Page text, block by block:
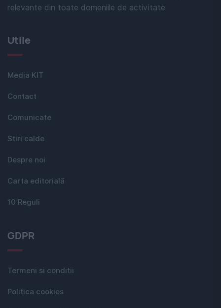
relevante din toate domeniile de activitate
Utile
Media KIT
Contact
Comunicate
Stiri calde
Despre noi
Carta editorială
10 Reguli
GDPR
Termeni si conditii
Politica cookies